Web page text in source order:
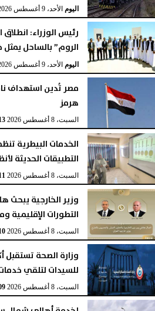
اليومالأحد، 9 أغسطس 2026
رئيس الوزراء:
الروم” بالساحل
اليوم الأحد، 9 أغسطس 2026
مصر تُدين استهداف
هرمز
السبت، 8 أغسطس 2026
الخدمات البيطرية
التطبيقات الحديثة
السبت، 8 أغسطس 2026
وزير الخارجية يبحث
التطورات الإقليمية
السبت، 8 أغسطس 2026
للسيدات لتلقي
السبت، 8 أغسطس 2026